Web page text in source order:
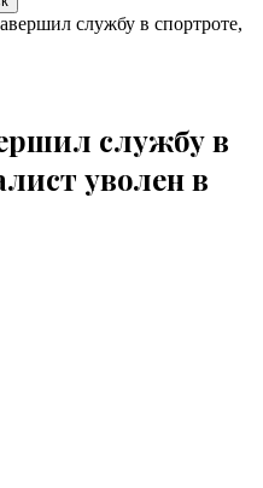
службу в спортроте,
службу в
уволен в